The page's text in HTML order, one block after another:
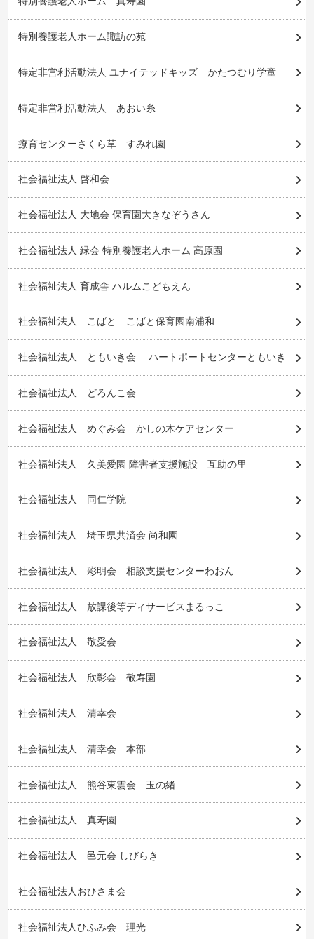
特別養護老人ホーム諏訪の苑
特定非営利活動法人 ユナイテッドキッズ かたつむり学童
特定非営利活動法人 あおい糸
療育センターさくら草 すみれ園
社会福祉法人 啓和会
社会福祉法人 大地会 保育園大きなぞうさん
社会福祉法人 緑会 特別養護老人ホーム 高原園
社会福祉法人 育成舎 ハルムこどもえん
社会福祉法人 こばと こばと保育園南浦和
社会福祉法人 ともいき会 ハートポートセンターともいき
社会福祉法人 どろんこ会
社会福祉法人 めぐみ会 かしの木ケアセンター
社会福祉法人 久美愛園 障害者支援施設 互助の里
社会福祉法人 同仁学院
社会福祉法人 埼玉県共済会 尚和園
社会福祉法人 彩明会 相談支援センターわおん
社会福祉法人 放課後等ディサービスまるっこ
社会福祉法人 敬愛会
社会福祉法人 欣彰会 敬寿園
社会福祉法人 清幸会
社会福祉法人 清幸会 本部
社会福祉法人 熊谷東雲会 玉の緒
社会福祉法人 真寿園
社会福祉法人 邑元会 しびらき
社会福祉法人おひさま会
社会福祉法人ひふみ会 理光